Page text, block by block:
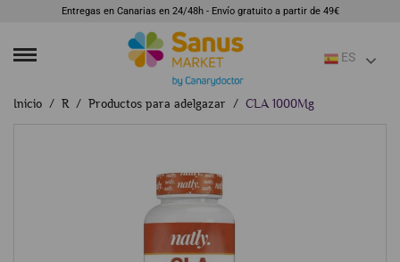
Entregas en Canarias en 24/48h - Envío gratuito a partir de 49€
ES
Inicio R Productos para adelgazar CLA 1000Mg